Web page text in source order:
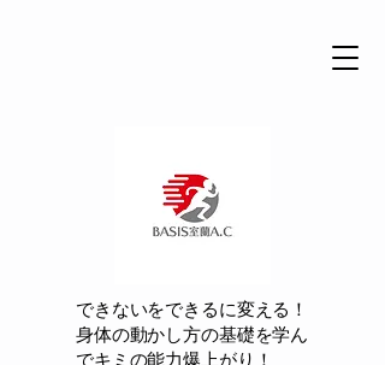
できないをできるに変える！
身体の動かし方の基礎を学ん
でキミの能力爆上がり！